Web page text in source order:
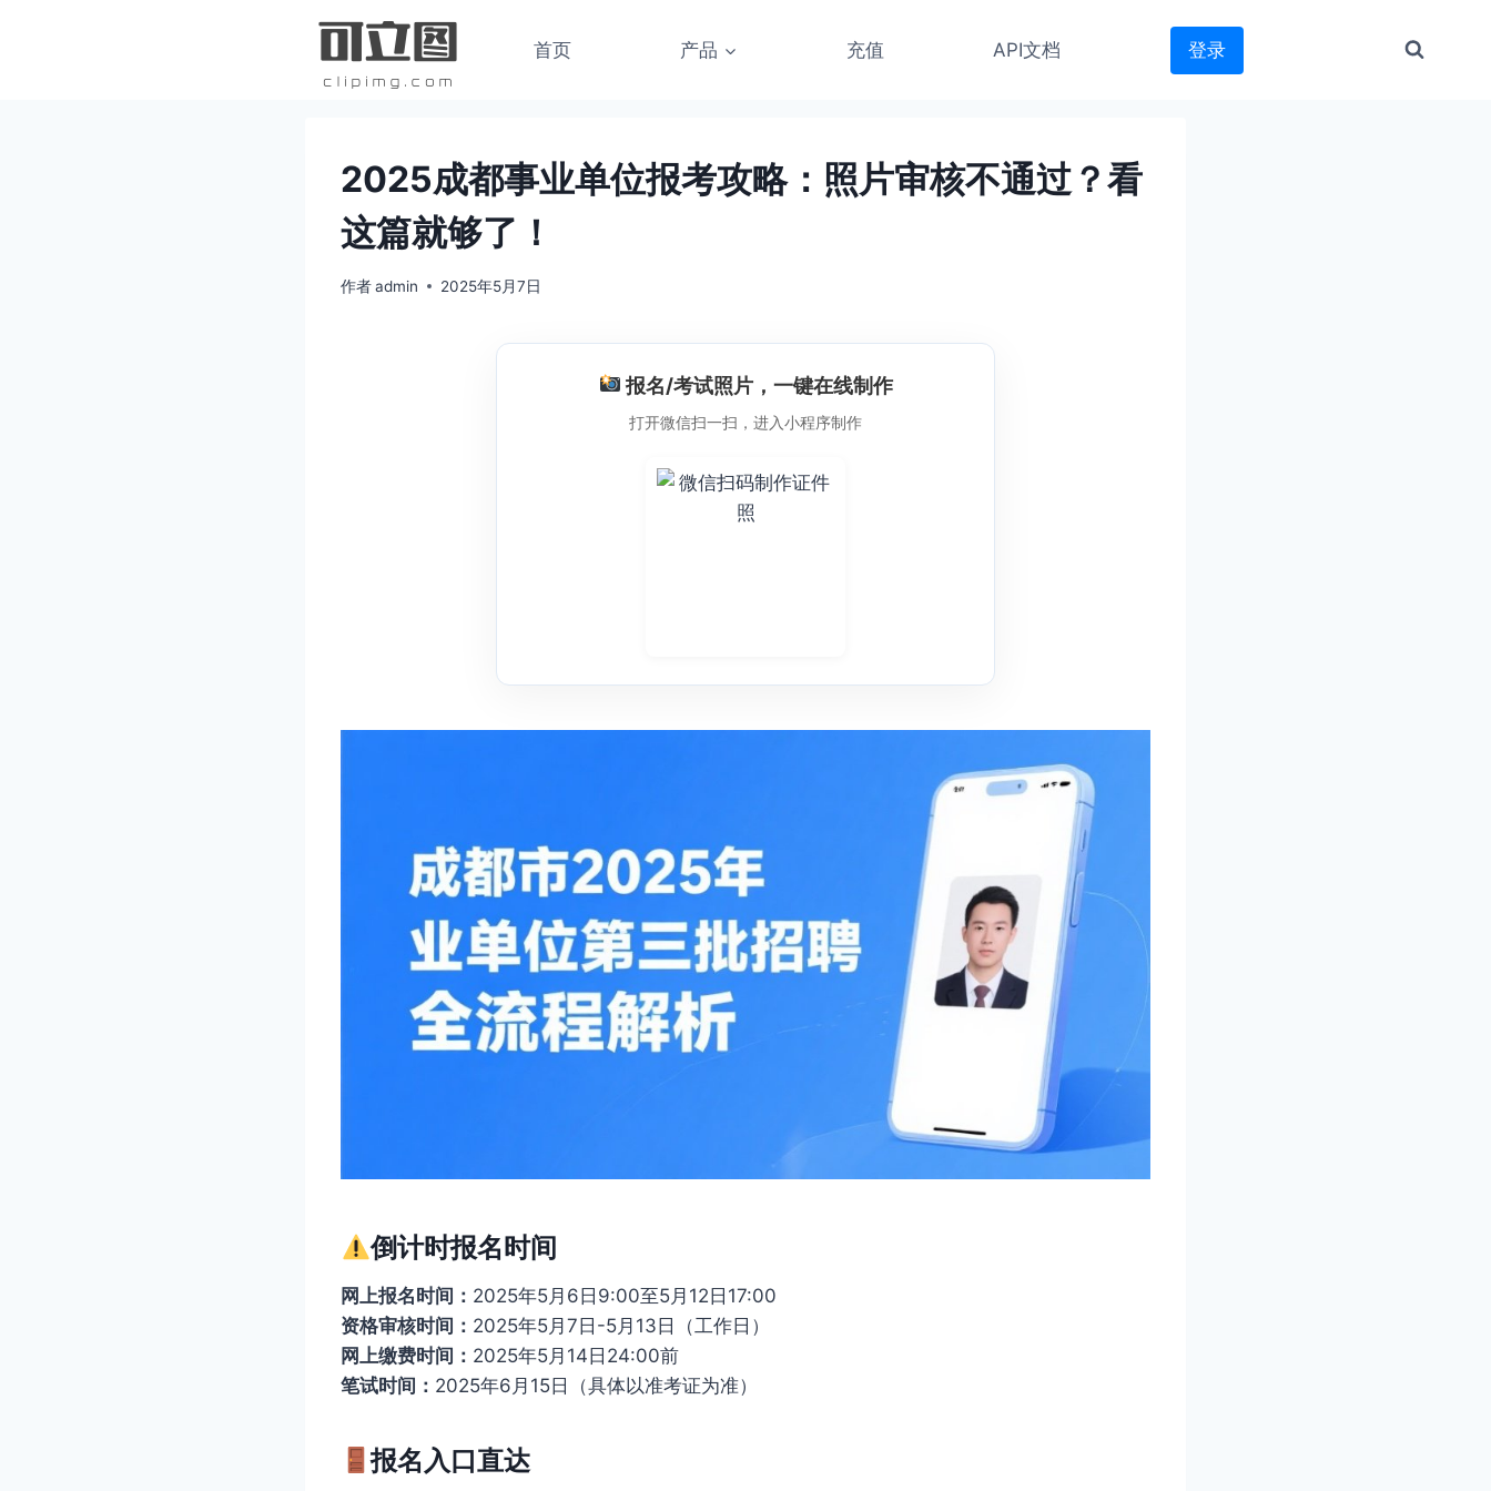
首页 产品 充值 API文档 登录
2025成都事业单位报考攻略：照片审核不通过？看
这篇就够了！
作者admin 2025年5月7日
报名/考试照片，一键在线制作
打开微信扫一扫，进入小程序制作
倒计时报名时间
网上报名时间： 2025年5月6日9:00至5月12日17:00
资格审核时间： 2025年5月7日-5月13日（工作日）
网上缴费时间： 2025年5月14日24:00前
笔试时间： 2025年6月15日（具体以准考证为准）
报名入口直达